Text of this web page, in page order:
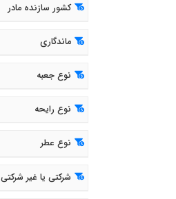
کشور سازنده مادر
ماندگاری
نوع جعبه
نوع رایحه
نوع عطر
شرکتی یا غیر شرکتی